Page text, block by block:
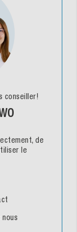
conseiller!
de
le